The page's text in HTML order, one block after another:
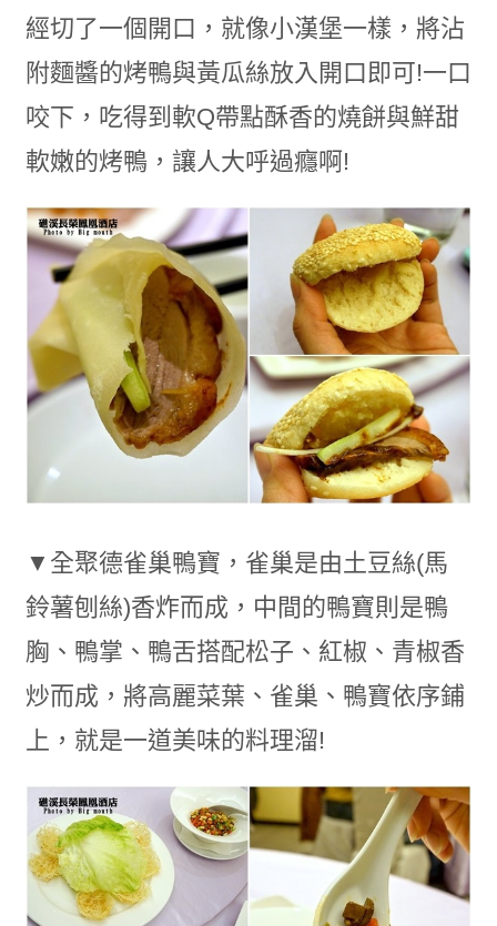
經切了一個開口，就像小漢堡一樣，將沾
附麵醬的烤鴨與黃瓜絲放入開口即可!一口
咬下，吃得到軟Q帶點酥香的燒餅與鮮甜
軟嫩的烤鴨，讓人大呼過癮啊!
▼全聚德雀巢鴨寶，雀巢是由土豆絲(馬
鈴薯刨絲)香炸而成，中間的鴨寶則是鴨
胸、鴨掌、鴨舌搭配松子、紅椒、青椒香
炒而成，將高麗菜葉、雀巢、鴨寶依序鋪
上，就是一道美味的料理溜!